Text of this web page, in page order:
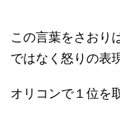
この言葉をさおり
ではなく怒りの表
オリコンで１位を